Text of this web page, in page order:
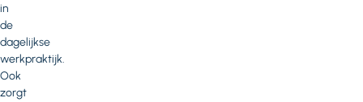
in
de
dagelijkse
werkpraktijk.
Ook
zorgt